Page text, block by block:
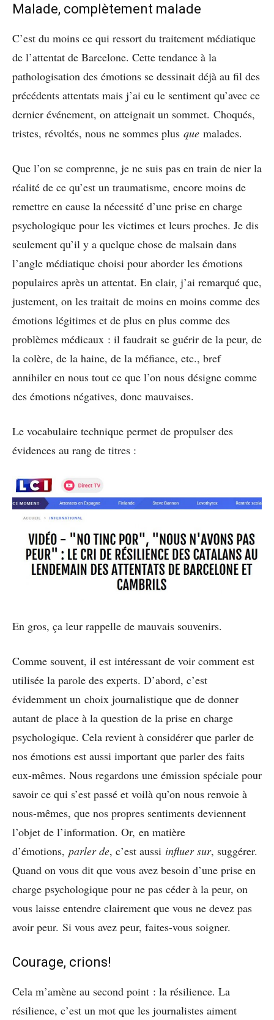
Malade, complètement malade
C’est du moins ce qui ressort du traitement médiatique
de l’attentat de Barcelone. Cette tendance à la
pathologisation des émotions se dessinait déjà au fil des
précédents attentats mais j’ai eu le sentiment qu’avec ce
dernier événement, on atteignait un sommet. Choqués,
tristes, révoltés, nous ne sommes plus que malades.
Que l’on se comprenne, je ne suis pas en train de nier la
réalité de ce qu’est un traumatisme, encore moins de
remettre en cause la nécessité d’une prise en charge
psychologique pour les victimes et leurs proches. Je dis
seulement qu’il y a quelque chose de malsain dans
l’angle médiatique choisi pour aborder les émotions
populaires après un attentat. En clair, j’ai remarqué que,
justement, on les traitait de moins en moins comme des
émotions légitimes et de plus en plus comme des
problèmes médicaux : il faudrait se guérir de la peur, de
la colère, de la haine, de la méfiance, etc., bref
annihiler en nous tout ce que l’on nous désigne comme
des émotions négatives, donc mauvaises.
Le vocabulaire technique permet de propulser des
évidences au rang de titres :
En gros, ça leur rappelle de mauvais souvenirs.
Comme souvent, il est intéressant de voir comment est
utilisée la parole des experts. D’abord, c’est
évidemment un choix journalistique que de donner
autant de place à la question de la prise en charge
psychologique. Cela revient à considérer que parler de
nos émotions est aussi important que parler des faits
eux-mêmes. Nous regardons une émission spéciale pour
savoir ce qui s’est passé et voilà qu’on nous renvoie à
nous-mêmes, que nos propres sentiments deviennent
l’objet de l’information. Or, en matière
d’émotions, parler de, c’est aussi influer sur, suggérer.
Quand on vous dit que vous avez besoin d’une prise en
charge psychologique pour ne pas céder à la peur, on
vous laisse entendre clairement que vous ne devez pas
avoir peur. Si vous avez peur, faites-vous soigner.
Courage, crions!
Cela m’amène au second point : la résilience. La
résilience, c’est un mot que les journalistes aiment